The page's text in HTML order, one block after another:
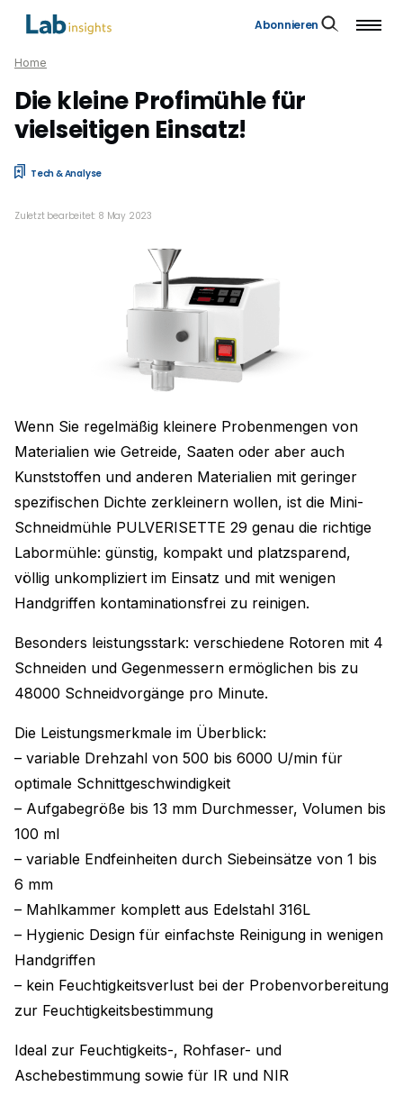
Abonnieren
Home
Die kleine Profimühle für
vielseitigen Einsatz!
Tech & Analyse
Zuletzt bearbeitet: 8 May 2023
Wenn Sie regelmäßig kleinere Probenmengen von
Materialien wie Getreide, Saaten oder aber auch
Kunststoffen und anderen Materialien mit geringer
spezifischen Dichte zerkleinern wollen, ist die Mini-
Schneidmühle PULVERISETTE 29 genau die richtige
Labormühle: günstig, kompakt und platzsparend,
völlig unkompliziert im Einsatz und mit wenigen
Handgriffen kontaminationsfrei zu reinigen.
Besonders leistungsstark: verschiedene Rotoren mit 4
Schneiden und Gegenmessern ermöglichen bis zu
48000 Schneidvorgänge pro Minute.
Die Leistungsmerkmale im Überblick:
– variable Drehzahl von 500 bis 6000 U/min für
optimale Schnittgeschwindigkeit
– Aufgabegröße bis 13 mm Durchmesser, Volumen bis
100 ml
– variable Endfeinheiten durch Siebeinsätze von 1 bis
6 mm
– Mahlkammer komplett aus Edelstahl 316L
– Hygienic Design für einfachste Reinigung in wenigen
Handgriffen
– kein Feuchtigkeitsverlust bei der Probenvorbereitung
zur Feuchtigkeitsbestimmung
Ideal zur Feuchtigkeits-, Rohfaser- und
Aschebestimmung sowie für IR und NIR